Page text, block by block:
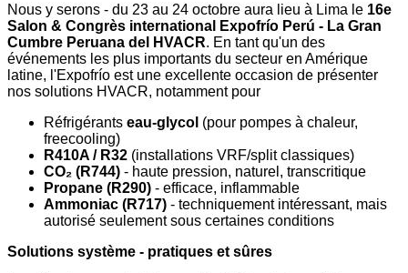
Nous y serons - du 23 au 24 octobre aura lieu à Lima le 16e
Salon & Congrès international Expofrío Perú - La Gran
Cumbre Peruana del HVACR. En tant qu'un des
événements les plus importants du secteur en Amérique
latine, l'Expofrío est une excellente occasion de présenter
nos solutions HVACR, notamment pour
Réfrigérants eau-glycol (pour pompes à chaleur,
freecooling)
R410A / R32 (installations VRF/split classiques)
CO₂ (R744) - haute pression, naturel, transcritique
Propane (R290) - efficace, inflammable
Ammoniac (R717) - techniquement intéressant, mais
autorisé seulement sous certaines conditions
Solutions système - pratiques et sûres